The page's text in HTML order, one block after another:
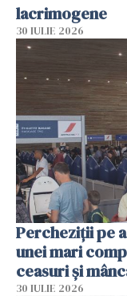
lacrimogene
30 IULIE 2026
Percheziții pe
unei mari
ceasuri și
30 IULIE 2026